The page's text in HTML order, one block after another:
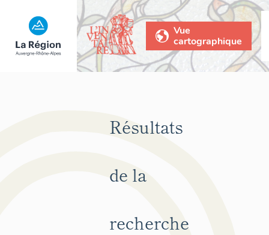
Vue
cartographique
Résultats
de la
recherche